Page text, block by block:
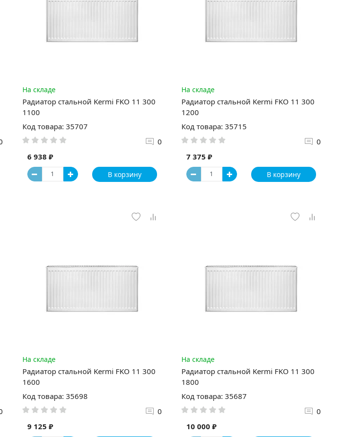
На складе
Радиатор стальной Kermi FKO 11 300
1100
Код товара: 35707
0
6 938 ₽
В корзину
На складе
Радиатор стальной Kermi FKO 11 300
1200
Код товара: 35715
0
7 375 ₽
В корзину
На складе
Радиатор стальной Kermi FKO 11 300
1600
Код товара: 35698
0
9 125 ₽
На складе
Радиатор стальной Kermi FKO 11 300
1800
Код товара: 35687
0
10 000 ₽